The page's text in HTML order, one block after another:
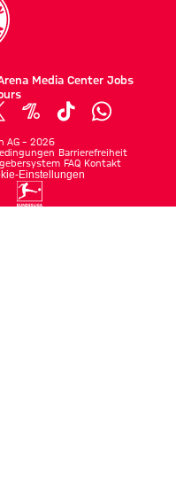
Media Center Jobs
AG – 2026
Barrierefreiheit
FAQ Kontakt
Einstellungen